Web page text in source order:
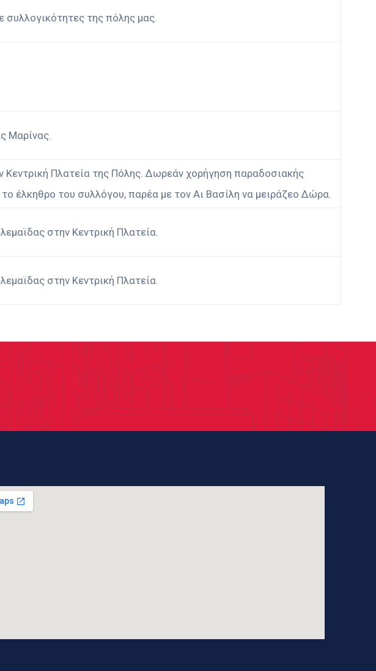
της πόλης μας.
Μαρίνας.
Πλατεία της Πόλης. Δωρεάν χορήγηση παραδοσιακής
έλκηθρο του συλλόγου, παρέα με τον Αι Βασίλη να μειράζεο Δώρα.
στην Κεντρική Πλατεία.
στην Κεντρική Πλατεία.